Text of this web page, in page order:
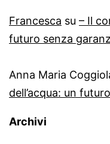
Francesca su – Il
futuro senza
Anna Maria
dell’acqua: un
Archivi